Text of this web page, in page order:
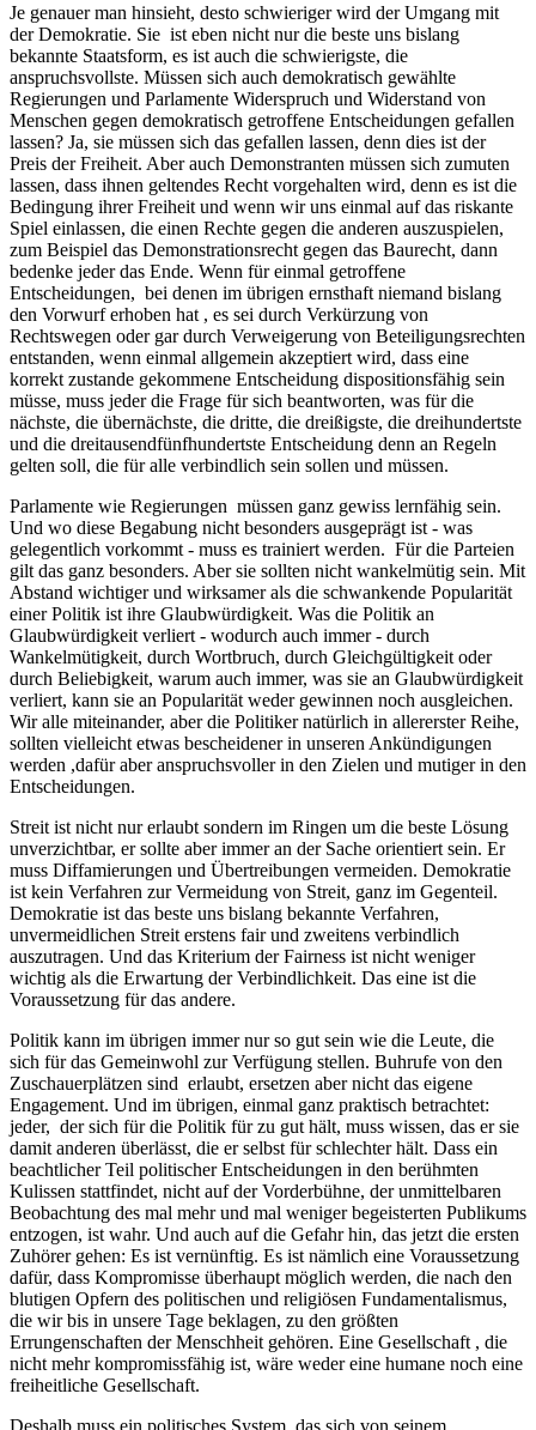
Je genauer man hinsieht, desto schwieriger wird der Umgang mit
der Demokratie. Sie ist eben nicht nur die beste uns bislang
bekannte Staatsform, es ist auch die schwierigste, die
anspruchsvollste. Müssen sich auch demokratisch gewählte
Regierungen und Parlamente Widerspruch und Widerstand von
Menschen gegen demokratisch getroffene Entscheidungen gefallen
lassen? Ja, sie müssen sich das gefallen lassen, denn dies ist der
Preis der Freiheit. Aber auch Demonstranten müssen sich zumuten
lassen, dass ihnen geltendes Recht vorgehalten wird, denn es ist die
Bedingung ihrer Freiheit und wenn wir uns einmal auf das riskante
Spiel einlassen, die einen Rechte gegen die anderen auszuspielen,
zum Beispiel das Demonstrationsrecht gegen das Baurecht, dann
bedenke jeder das Ende. Wenn für einmal getroffene
Entscheidungen, bei denen im übrigen ernsthaft niemand bislang
den Vorwurf erhoben hat , es sei durch Verkürzung von
Rechtswegen oder gar durch Verweigerung von Beteiligungsrechten
entstanden, wenn einmal allgemein akzeptiert wird, dass eine
korrekt zustande gekommene Entscheidung dispositionsfähig sein
müsse, muss jeder die Frage für sich beantworten, was für die
nächste, die übernächste, die dritte, die dreißigste, die dreihundertste
und die dreitausendfünfhundertste Entscheidung denn an Regeln
gelten soll, die für alle verbindlich sein sollen und müssen.
Parlamente wie Regierungen müssen ganz gewiss lernfähig sein.
Und wo diese Begabung nicht besonders ausgeprägt ist - was
gelegentlich vorkommt - muss es trainiert werden. Für die Parteien
gilt das ganz besonders. Aber sie sollten nicht wankelmütig sein. Mit
Abstand wichtiger und wirksamer als die schwankende Popularität
einer Politik ist ihre Glaubwürdigkeit. Was die Politik an
Glaubwürdigkeit verliert - wodurch auch immer - durch
Wankelmütigkeit, durch Wortbruch, durch Gleichgültigkeit oder
durch Beliebigkeit, warum auch immer, was sie an Glaubwürdigkeit
verliert, kann sie an Popularität weder gewinnen noch ausgleichen.
Wir alle miteinander, aber die Politiker natürlich in allererster Reihe,
sollten vielleicht etwas bescheidener in unseren Ankündigungen
werden ,dafür aber anspruchsvoller in den Zielen und mutiger in den
Entscheidungen.
Streit ist nicht nur erlaubt sondern im Ringen um die beste Lösung
unverzichtbar, er sollte aber immer an der Sache orientiert sein. Er
muss Diffamierungen und Übertreibungen vermeiden. Demokratie
ist kein Verfahren zur Vermeidung von Streit, ganz im Gegenteil.
Demokratie ist das beste uns bislang bekannte Verfahren,
unvermeidlichen Streit erstens fair und zweitens verbindlich
auszutragen. Und das Kriterium der Fairness ist nicht weniger
wichtig als die Erwartung der Verbindlichkeit. Das eine ist die
Voraussetzung für das andere.
Politik kann im übrigen immer nur so gut sein wie die Leute, die
sich für das Gemeinwohl zur Verfügung stellen. Buhrufe von den
Zuschauerplätzen sind erlaubt, ersetzen aber nicht das eigene
Engagement. Und im übrigen, einmal ganz praktisch betrachtet:
jeder, der sich für die Politik für zu gut hält, muss wissen, das er sie
damit anderen überlässt, die er selbst für schlechter hält. Dass ein
beachtlicher Teil politischer Entscheidungen in den berühmten
Kulissen stattfindet, nicht auf der Vorderbühne, der unmittelbaren
Beobachtung des mal mehr und mal weniger begeisterten Publikums
entzogen, ist wahr. Und auch auf die Gefahr hin, das jetzt die ersten
Zuhörer gehen: Es ist vernünftig. Es ist nämlich eine Voraussetzung
dafür, dass Kompromisse überhaupt möglich werden, die nach den
blutigen Opfern des politischen und religiösen Fundamentalismus,
die wir bis in unsere Tage beklagen, zu den größten
Errungenschaften der Menschheit gehören. Eine Gesellschaft , die
nicht mehr kompromissfähig ist, wäre weder eine humane noch eine
freiheitliche Gesellschaft.
Deshalb muss ein politisches System, das sich von seinem